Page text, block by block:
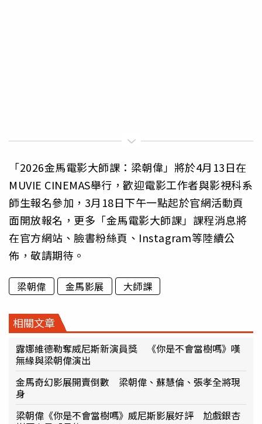
「2026金馬電影大師課：梁朝偉」將於4月13日在
MUVIE CINEMAS舉行，歡迎電影工作者與影視科系
師生報名參加，3月18日下午一點起於官網活動頁
面開放報名，更多「金馬電影大師課」課程消息將
在官方網站、臉書粉絲頁、Instagram等陸續公
佈，敬請期待。
梁朝偉 金馬影展 大師課
相關文章
露娜維德勒奪威尼斯新演員獎 《你是不會當樹嗎》嘆
無緣與梁朝偉演出
金馬奇幻影展開賣倒數 梁朝偉、蘇慧倫、張孝全將現
身
梁朝偉《你是不會當樹嗎》威尼斯影展好評 尬戲銀杏